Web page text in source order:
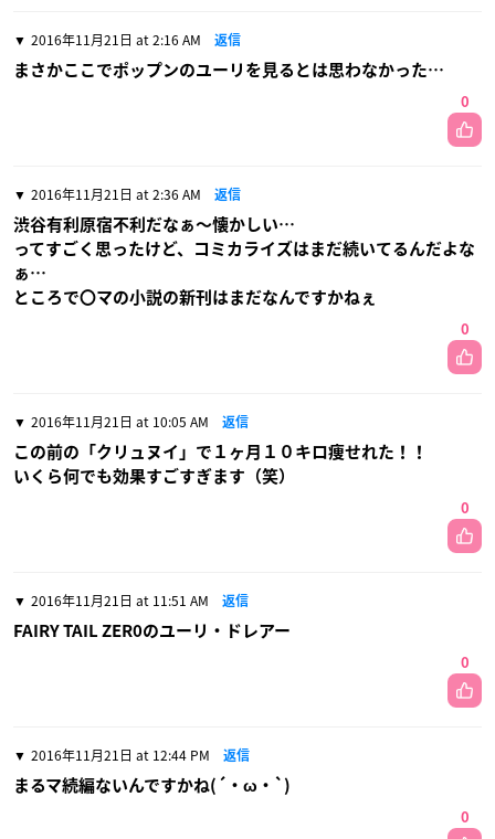
2016年11月21日 at 2:16 AM 返信
まさかここでポップンのユーリを見るとは思わなかった…
0
2016年11月21日 at 2:36 AM 返信
渋谷有利原宿不利だなぁ〜懐かしい…
ってすごく思ったけど、コミカライズはまだ続いてるんだよな
ぁ…
ところで〇マの小説の新刊はまだなんですかねぇ
0
2016年11月21日 at 10:05 AM 返信
この前の「クリュヌイ」で１ヶ月１０キロ痩せれた！！
いくら何でも効果すごすぎます（笑）
0
2016年11月21日 at 11:51 AM 返信
FAIRY TAIL ZER0のユーリ・ドレアー
0
2016年11月21日 at 12:44 PM 返信
まるマ続編ないんですかね(´・ω・`)
0